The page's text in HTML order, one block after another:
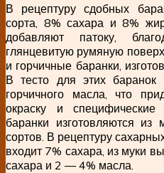
В рецептуру сдобных
сорта, 8% сахара и 8%
добавляют патоку,
глянцевитую румяную
и горчичные баранки,
В тесто для этих
горчичного масла, что
окраску и
баранки изготовляются
сортов. В рецептуру
входит 7% сахара, из муки
сахара и 2 — 4% масла.